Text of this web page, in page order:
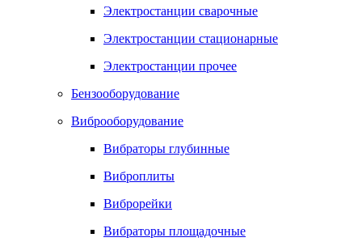
Электростанции сварочные
Электростанции стационарные
Электростанции прочее
Бензооборудование
Виброоборудование
Вибраторы глубинные
Виброплиты
Виброрейки
Вибраторы площадочные